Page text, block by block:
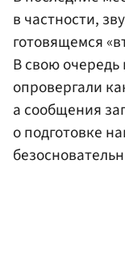
в частности,
готовящемся
В свою
опровергали
а сообщения
о подготовке